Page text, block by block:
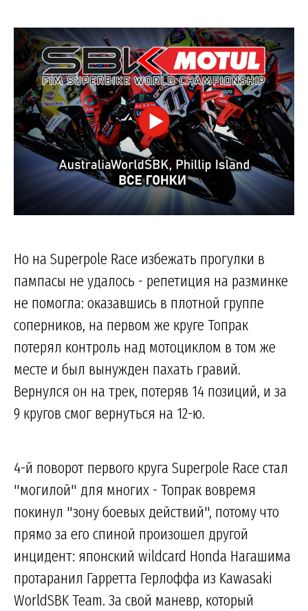
Но на Superpole Race избежать прогулки в
пампасы не удалось - репетиция на разминке
не помогла: оказавшись в плотной группе
соперников, на первом же круге Топрак
потерял контроль над мотоциклом в том же
месте и был вынужден пахать гравий.
Вернулся он на трек, потеряв 14 позиций, и за
9 кругов смог вернуться на 12-ю.
4-й поворот первого круга Superpole Race стал
"могилой" для многих - Топрак вовремя
покинул "зону боевых действий", потому что
прямо за его спиной произошел другой
инцидент: японский wildcard Honda Нагашима
протаранил Гарретта Герлоффа из Kawasaki
WorldSBK Team. За свой маневр, который